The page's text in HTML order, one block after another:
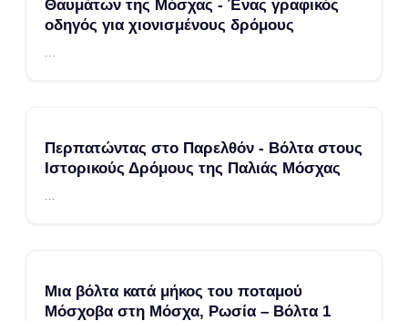
Θαυμάτων της Μόσχας - Ένας γραφικός
οδηγός για χιονισμένους δρόμους
Περπατώντας στο Παρελθόν - Βόλτα στους
Ιστορικούς Δρόμους της Παλιάς Μόσχας
Μια βόλτα κατά μήκος του ποταμού
Μόσχοβα στη Μόσχα, Ρωσία – Βόλτα 1